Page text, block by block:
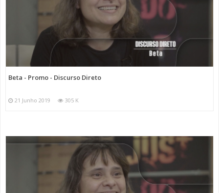
Beta - Promo - Discurso Direto
21 Junho 2019 305 K